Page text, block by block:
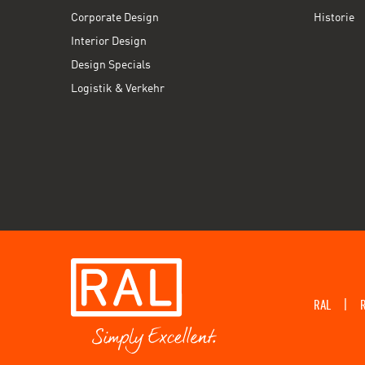
Corporate Design
Interior Design
Design Specials
Logistik & Verkehr
Historie
RAL